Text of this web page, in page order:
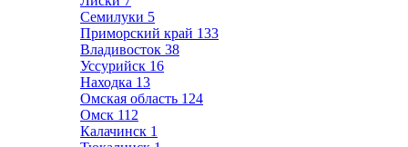
Семилуки 5
Приморский край 133
Владивосток 38
Уссурийск 16
Находка 13
Омская область 124
Омск 112
Калачинск 1